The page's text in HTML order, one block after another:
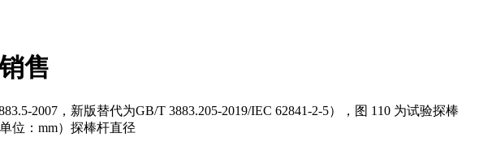
售
2007，新版替代为GB/T 3883.205-2019/IEC 62841-2-5），图 110 为试验探棒
位：mm）探棒杆直径